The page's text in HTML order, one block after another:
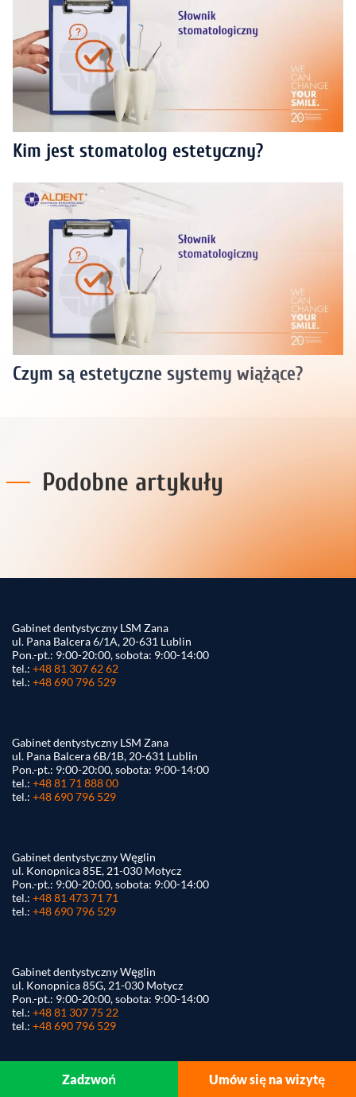
Kim jest stomatolog estetyczny?
Czym są estetyczne systemy wiążące?
Podobne artykuły
Zadzwoń Umów się na wizytę
Gabinet dentystyczny LSM Zana
ul. Pana Balcera 6/1A, 20-631 Lublin
Pon.-pt.: 9:00-20:00, sobota: 9:00-14:00
tel.: +48 81 307 62 62
tel.: +48 690 796 529
Gabinet dentystyczny LSM Zana
ul. Pana Balcera 6B/1B, 20-631 Lublin
Pon.-pt.: 9:00-20:00, sobota: 9:00-14:00
tel.: +48 81 71 888 00
tel.: +48 690 796 529
Gabinet dentystyczny Węglin
ul. Konopnica 85E, 21-030 Motycz
Pon.-pt.: 9:00-20:00, sobota: 9:00-14:00
tel.: +48 81 473 71 71
tel.: +48 690 796 529
Gabinet dentystyczny Węglin
ul. Konopnica 85G, 21-030 Motycz
Pon.-pt.: 9:00-20:00, sobota: 9:00-14:00
tel.: +48 81 307 75 22
tel.: +48 690 796 529